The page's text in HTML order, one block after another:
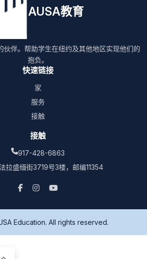
AUSA教育
伙伴。帮助学生在纽约及其他地区实现他们的
抱负。
快速链接
家
服务
接触
接触
917-428-6863
拉盛缅街3719号3楼，邮编11354
Education. All rights reserved.